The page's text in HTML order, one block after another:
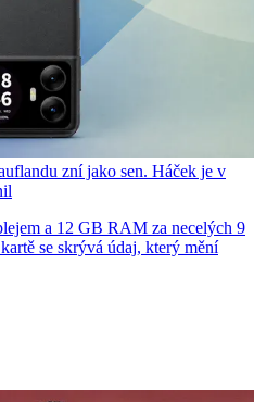
zní jako sen. Háček je v
a 12 GB RAM za necelých 9
se skrývá údaj, který mění